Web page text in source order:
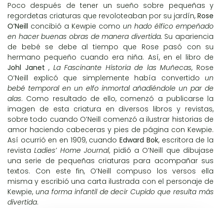
Poco después de tener un sueño sobre pequeñas y
regordetas criaturas que revoloteaban por su jardín, Rose
O’Neill concibió a Kewpie como un hado élfico empeñado
en hacer buenas obras de manera divertida. Su apariencia
de bebé se debe al tiempo que Rose pasó con su
hermano pequeño cuando era niña. Así, en el libro de
Johl Janet , La Fascinante Historia de las Muñecas, Rose
O’Neill explicó que simplemente había convertido un
bebé temporal en un elfo inmortal añadiéndole un par de
alas. Como resultado de ello, comenzó a publicarse la
imagen de esta criatura en diversos libros y revistas,
sobre todo cuando O’Neill comenzó a ilustrar historias de
amor haciendo cabeceras y pies de página con Kewpie.
Así ocurrió en en 1909, cuandoEdward Bok, escritora de la
revistaLadies’ Home Journal, pidió a O’Neill que dibujase
una serie de pequeñas criaturas para acompañar sus
textos. Con este fin, O’Neill compuso los versos ella
misma y escribió una carta ilustrada con el personaje de
Kewpie, una forma infantil de decir Cupido que resulta más
divertida.